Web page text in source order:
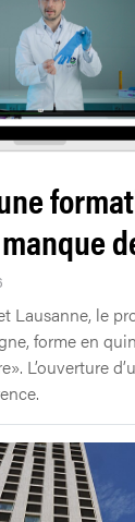
Lausanne, le
forme en
L’ouverture